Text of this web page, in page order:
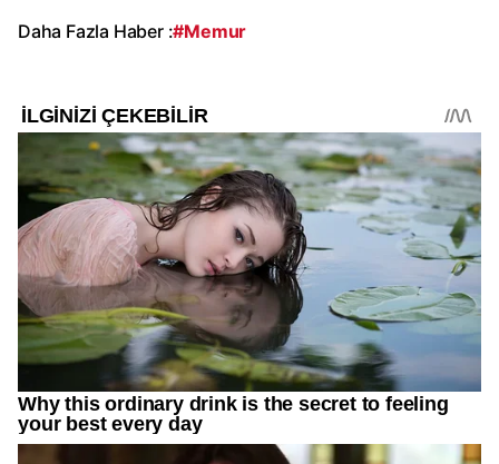
Daha Fazla Haber :#Memur